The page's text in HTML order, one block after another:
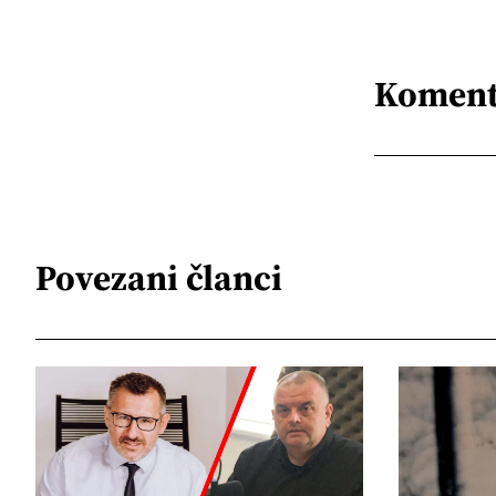
Povezani članci